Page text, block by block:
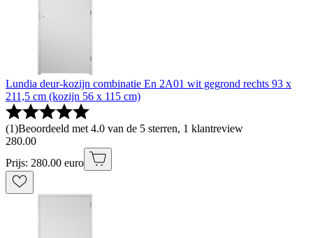
Lundia deur-kozijn combinatie En 2A01 wit gegrond rechts 93 x
211,5 cm (kozijn 56 x 115 cm)
(1)Beoordeeld met 4.0 van de 5 sterren, 1 klantreview
280.00
Prijs: 280.00 euro